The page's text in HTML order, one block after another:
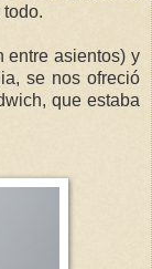
entre asientos) y
se nos ofreció
que estaba